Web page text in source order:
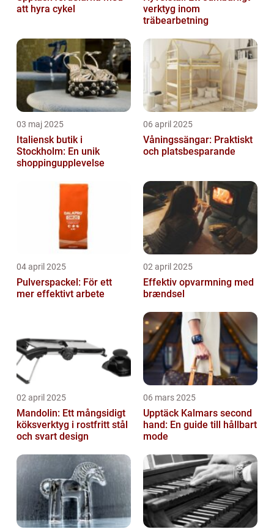
att hyra cykel
verktyg inom
träbearbetning
03 maj 2025
Italiensk butik i
Stockholm: En unik
shoppingupplevelse
06 april 2025
Våningssängar: Praktiskt
och platsbesparande
04 april 2025
Pulverspackel: För ett
mer effektivt arbete
02 april 2025
Effektiv opvarmning med
brændsel
02 april 2025
Mandolin: Ett mångsidigt
köksverktyg i rostfritt stål
och svart design
06 mars 2025
Upptäck Kalmars second
hand: En guide till hållbart
mode